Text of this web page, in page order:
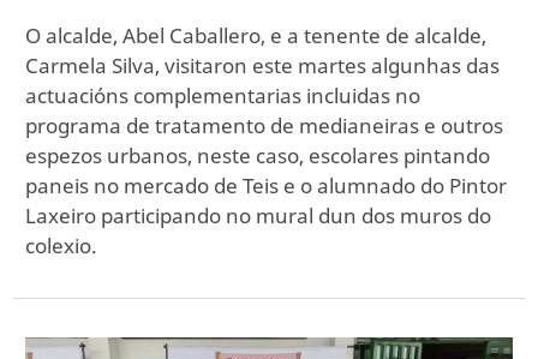
O alcalde, Abel Caballero, e a tenente de alcalde,
Carmela Silva, visitaron este martes algunhas das
actuacións complementarias incluidas no
programa de tratamento de medianeiras e outros
espezos urbanos, neste caso, escolares pintando
paneis no mercado de Teis e o alumnado do Pintor
Laxeiro participando no mural dun dos muros do
colexio.